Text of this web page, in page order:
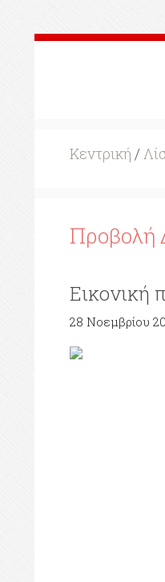
Κεντρική /
Προβολή
Εικονική
28 Νοεμβρίου